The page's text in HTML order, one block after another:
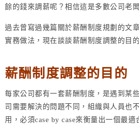
餘的錢來調薪呢？相信這是多數公司老闆
過去曾寫過幾篇關於薪酬制度規劃的文
實務做法，現在談談薪酬制度調整的目
薪酬制度調整的目的
每家公司都有一套薪酬制度，是遇到某
司需要解決的問題不同，組織與人員也
用，必須case by case來衡量出一個最